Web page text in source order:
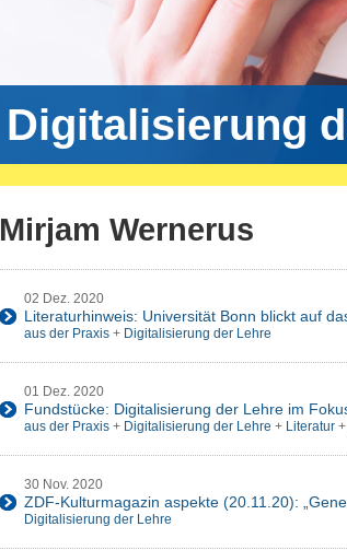
Digitalisierung
Mirjam Wernerus
02 Dez. 2020
Literaturhinweis: Universität Bonn blickt auf
aus der Praxis + Digitalisierung der Lehre
01 Dez. 2020
Fundstücke: Digitalisierung der Lehre im
aus der Praxis + Digitalisierung der Lehre + Literatur +
30 Nov. 2020
ZDF-Kulturmagazin aspekte (20.11.20):
Digitalisierung der Lehre